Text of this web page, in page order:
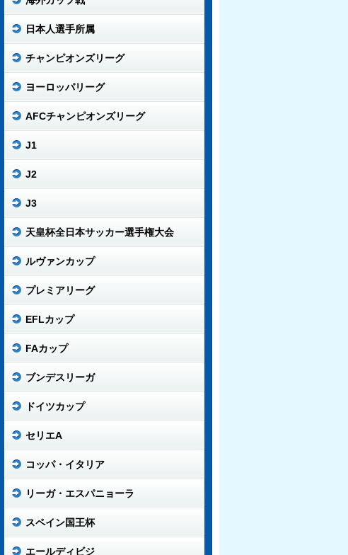
日本人選手所属
チャンピオンズリーグ
ヨーロッパリーグ
AFCチャンピオンズリーグ
J1
J2
J3
天皇杯全日本サッカー選手権大会
ルヴァンカップ
プレミアリーグ
EFLカップ
FAカップ
ブンデスリーガ
ドイツカップ
セリエA
コッパ・イタリア
リーガ・エスパニョーラ
スペイン国王杯
エールディビジ